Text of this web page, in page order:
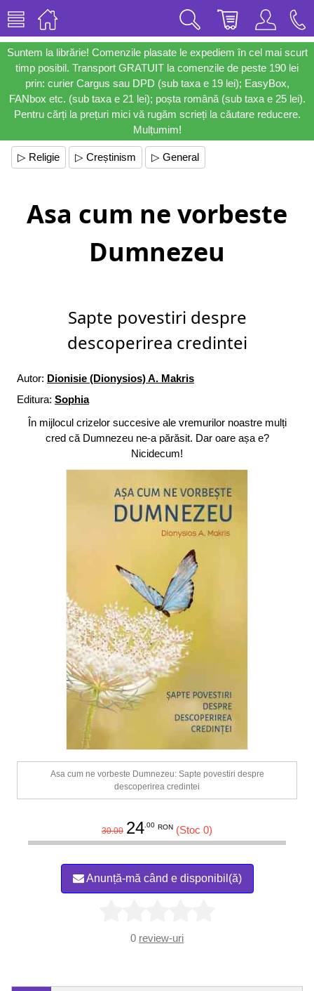
Suntem la librărie! Comenzile plasate le expediem în cel mai scurt
timp posibil. Transport GRATUIT la comenzile de peste 190 lei
prin: curier Cargus sau DPD (sub taxa e 19 lei); EasyBox,
FANbox etc. (sub taxa e 21 lei); poșta română (sub taxa e 25 lei).
Pentru cărți la prețuri mici vă rugăm scrieți la căutare reducere.
Mulțumim!
▷ Religie ▷ Creștinism ▷ General
Asa cum ne vorbeste
Dumnezeu
Sapte povestiri despre
descoperirea credintei
Autor: Dionisie (Dionysios) A. Makris
Editura: Sophia
În mijlocul crizelor succesive ale vremurilor noastre mulți
cred că Dumnezeu ne‑a părăsit. Dar oare așa e?
Nicidecum!
Asa cum ne vorbeste Dumnezeu: Sapte povestiri despre
descoperirea credintei
30.00 24.00 RON (Stoc 0)
Anunță-mă când e disponibil(ă)
0 review-uri